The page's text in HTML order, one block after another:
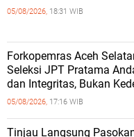
05/08/2026, 18:31 WIB
Forkopemras Aceh
Seleksi JPT Pratama
dan Integritas, Bukan
05/08/2026, 17:16 WIB
‎Tinjau Langsung